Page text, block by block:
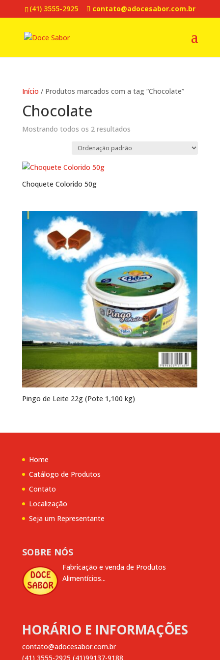
(41) 3555-2925 contato@adocesabor.com.br
Início / Produtos marcados com a tag “Chocolate”
Chocolate
Mostrando todos os 2 resultados
Choquete Colorido 50g
Pingo de Leite 22g (Pote 1,100 kg)
Home
Catálogo de Produtos
Contato
Localização
Seja um Representante
SOBRE NÓS
Fabricação e venda de Produtos
Alimentícios...
HORÁRIO E INFORMAÇÕES
contato@adocesabor.com.br
(41) 3555-2925 (41)99137-9188